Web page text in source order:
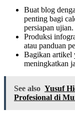
Buat blog
penting bagi
persiapan ujian.
Produksi
atau panduan
Bagikan artikel
meningkatkan
See also Yusuf
Profesional di